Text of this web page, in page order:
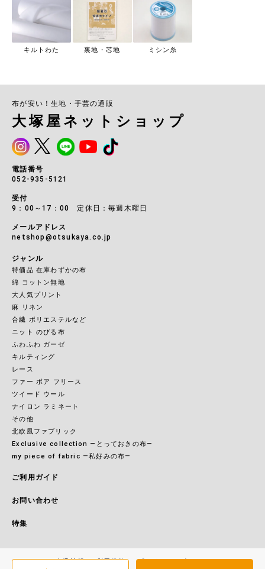
キルトわた 裏地・芯地 ミシン糸
布が安い！生地・手芸の通販
大塚屋ネットショップ
電話番号
052-935-5121
受付
9：00～17：00 定休日：毎週木曜日
メールアドレス
netshop@otsukaya.co.jp
ジャンル
特価品 在庫わずかの布
綿 コットン無地
大人気プリント
麻 リネン
合繊 ポリエステルなど
ニット のびる布
ふわふわ ガーゼ
キルティング
レース
ファー ボア フリース
ツイード ウール
ナイロン ラミネート
その他
北欧風ファブリック
Exclusive collection ―とっておきの布―
my piece of fabric ―私好みの布―
ご利用ガイド
お問い合わせ
特集
企業情報 利用規約 プライバシーポリシー